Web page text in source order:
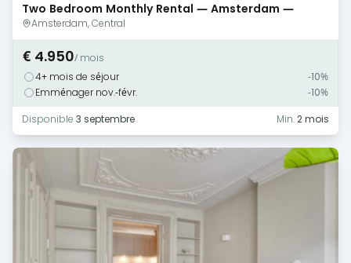
Two Bedroom Monthly Rental — Amsterdam —
Canal View
Amsterdam, Central
€ 4.950/ mois
4+ mois de séjour
-10%
Emménager nov.-févr.
-10%
Disponible 3 septembre Min.2 mois